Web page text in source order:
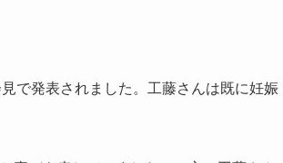
で発表されました。工藤さんは既に妊娠